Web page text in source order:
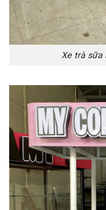
Xe trà sữa